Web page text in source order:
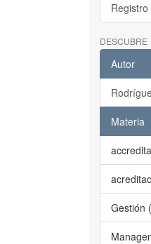
Registro
DESCUBRE
Autor
Materia
Gestión